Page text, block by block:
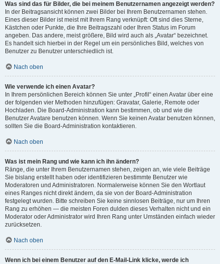
Was sind das für Bilder, die bei meinem Benutzernamen angezeigt werden?
In der Beitragsansicht können zwei Bilder bei Ihrem Benutzernamen stehen.
Eines dieser Bilder ist meist mit Ihrem Rang verknüpft: Oft sind dies Sterne,
Kästchen oder Punkte, die Ihre Beitragszahl oder Ihren Status im Forum
angeben. Das andere, meist größere, Bild wird auch als „Avatar“ bezeichnet.
Es handelt sich hierbei in der Regel um ein persönliches Bild, welches von
Benutzer zu Benutzer unterschiedlich ist.
Nach oben
Wie verwende ich einen Avatar?
In Ihrem persönlichen Bereich können Sie unter „Profil“ einen Avatar über eine
der folgenden vier Methoden hinzufügen: Gravatar, Galerie, Remote oder
Hochladen. Die Board-Administration kann bestimmen, ob und wie die
Benutzer Avatare benutzen können. Wenn Sie keinen Avatar benutzen können,
sollten Sie die Board-Administration kontaktieren.
Nach oben
Was ist mein Rang und wie kann ich ihn ändern?
Ränge, die unter Ihrem Benutzernamen stehen, zeigen an, wie viele Beiträge
Sie bislang erstellt haben oder identifizieren bestimmte Benutzer wie
Moderatoren und Administratoren. Normalerweise können Sie den Wortlaut
eines Ranges nicht direkt ändern, da sie von der Board-Administration
festgelegt wurden. Bitte schreiben Sie keine sinnlosen Beiträge, nur um Ihren
Rang zu erhöhen — die meisten Foren dulden dieses Verhalten nicht und ein
Moderator oder Administrator wird Ihren Rang unter Umständen einfach wieder
zurücksetzen.
Nach oben
Wenn ich bei einem Benutzer auf den E-Mail-Link klicke, werde ich